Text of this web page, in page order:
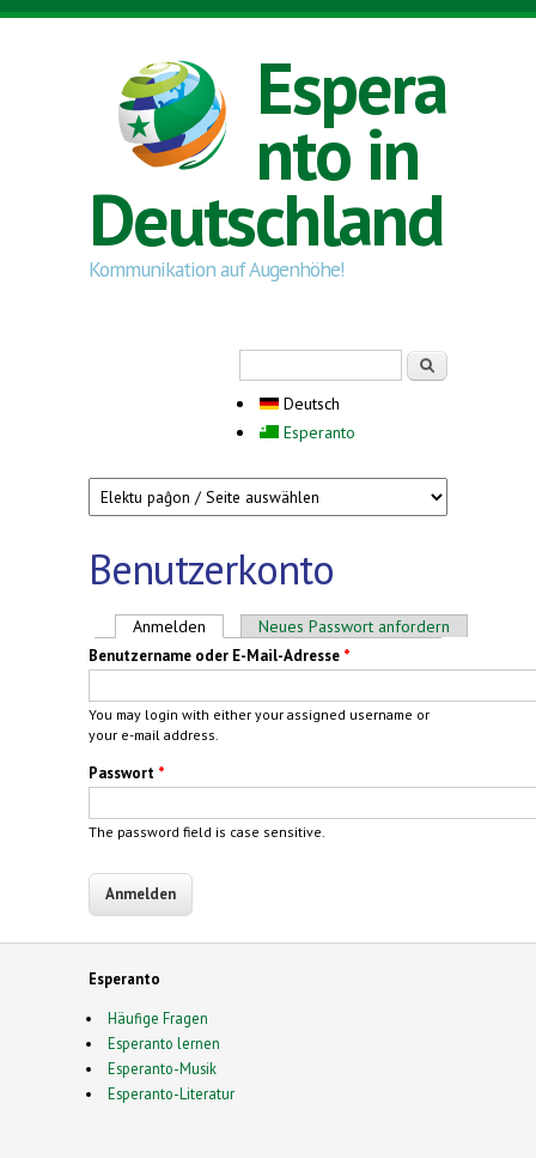
Direkt zum Inhalt
Espera
nto in
Deutschland
Kommunikation auf Augenhöhe!
Deutsch
Esperanto
Benutzerkonto
Haupt-Reiter
Anmelden (aktiver Reiter)
Neues Passwort anfordern
Benutzername oder E-Mail-Adresse *
You may login with either your assigned username or
your e-mail address.
Passwort *
The password field is case sensitive.
Esperanto
Häufige Fragen
Esperanto lernen
Esperanto-Musik
Esperanto-Literatur